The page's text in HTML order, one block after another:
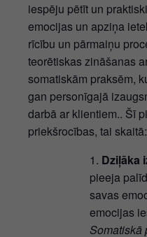
iespēju pētīt un
emocijas un apziņa
rīcību un pārmaiņu
teorētiskas zināšanas
somatiskām praksēm,
gan personīgajā
darbā ar klientiem.. Šī
priekšrocības, tai skaitā:
Dziļāka
pieeja
savas
emocijas
Somatiskā